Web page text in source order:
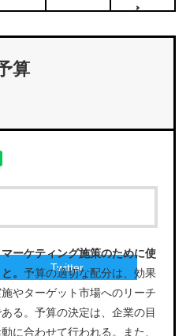
もっと見る
Twitter
算
ーケティング施策のために使
。 予算の適切な配分は、効果
やターゲット市場へのリーチ
る。予算の決定は、企業の目
に合わせて行われる。また、